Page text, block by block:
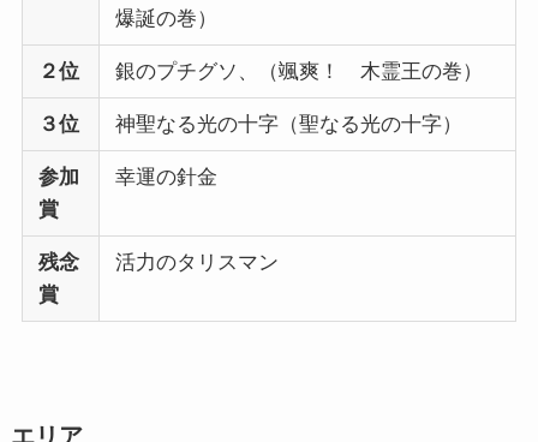
爆誕の巻）
２位 銀のプチグソ、（颯爽！ 木霊王の巻）
３位 神聖なる光の十字（聖なる光の十字）
参加
賞
幸運の針金
残念
賞
活力のタリスマン
エリア